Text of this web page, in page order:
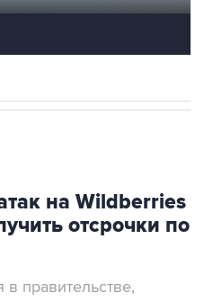
на Wildberries
отсрочки по
в правительстве,